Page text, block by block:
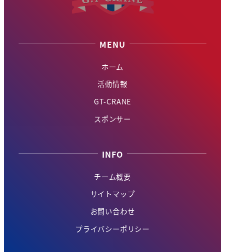
MENU
ホーム
活動情報
GT-CRANE
スポンサー
INFO
チーム概要
サイトマップ
お問い合わせ
プライバシーポリシー